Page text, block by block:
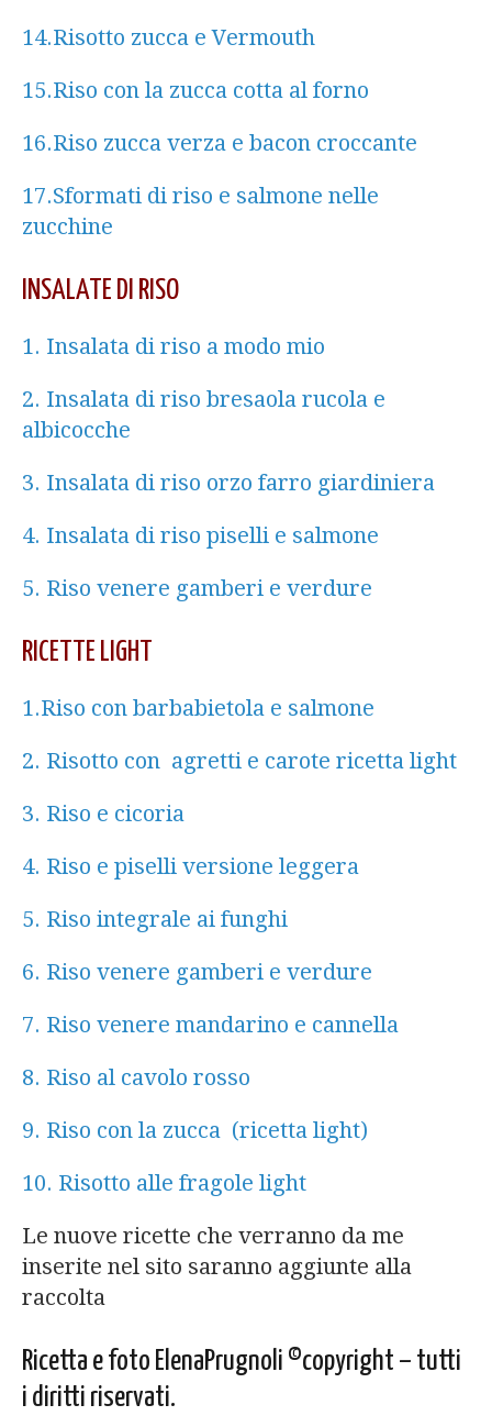
14.Risotto zucca e Vermouth
15.Riso con la zucca cotta al forno
16.Riso zucca verza e bacon croccante
17.Sformati di riso e salmone nelle
zucchine
INSALATE DI RISO
1. Insalata di riso a modo mio
2. Insalata di riso bresaola rucola e
albicocche
3. Insalata di riso orzo farro giardiniera
4. Insalata di riso piselli e salmone
5. Riso venere gamberi e verdure
RICETTE LIGHT
1.Riso con barbabietola e salmone
2. Risotto con agretti e carote ricetta light
3. Riso e cicoria
4. Riso e piselli versione leggera
5. Riso integrale ai funghi
6. Riso venere gamberi e verdure
7. Riso venere mandarino e cannella
8. Riso al cavolo rosso
9. Riso con la zucca (ricetta light)
10. Risotto alle fragole light
Le nuove ricette che verranno da me
inserite nel sito saranno aggiunte alla
raccolta
Ricetta e foto ElenaPrugnoli ©copyright – tutti
i diritti riservati.